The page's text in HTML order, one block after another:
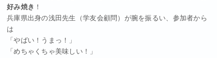
好み焼き ！
兵庫県出身の浅田先生（学友会顧問）が腕を振るい、参加者から
は
「やばい！うまっ！」
「めちゃくちゃ美味しい！」